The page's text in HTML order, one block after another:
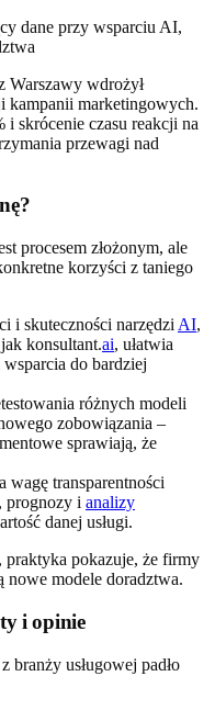
Warszawy wdrożył
kampanii marketingowych.
i skrócenie czasu reakcji na
przewagi nad
procesem złożonym, ale
korzyści z taniego
i skuteczności narzędzi AI,
konsultant.ai, ułatwia
do bardziej
różnych modeli
zobowiązania –
sprawiają, że
wagę transparentności
prognozy i analizy
danej usługi.
pokazuje, że firmy
nowe modele doradztwa.
i opinie
branży usługowej padło